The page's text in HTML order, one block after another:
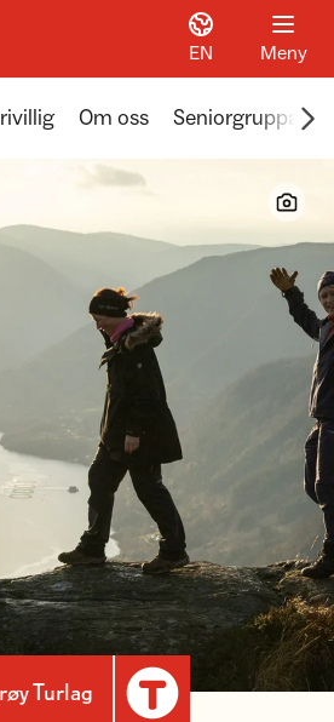
EN Meny
Om oss Seniorgruppa
Turlag